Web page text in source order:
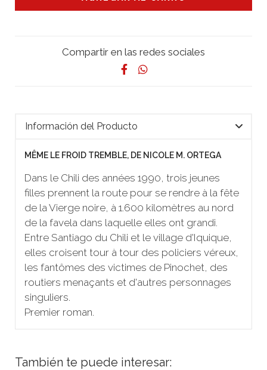
Compartir en las redes sociales
Información del Producto
MÊME LE FROID TREMBLE, DE NICOLE M. ORTEGA
Dans le Chili des années 1990, trois jeunes
filles prennent la route pour se rendre à la fête
de la Vierge noire, à 1.600 kilomètres au nord
de la favela dans laquelle elles ont grandi.
Entre Santiago du Chili et le village d'Iquique,
elles croisent tour à tour des policiers véreux,
les fantômes des victimes de Pinochet, des
routiers menaçants et d'autres personnages
singuliers.
Premier roman.
También te puede interesar: